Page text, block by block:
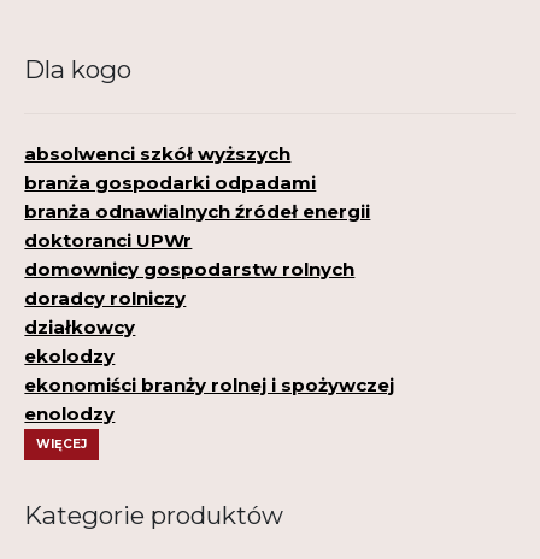
Dla kogo
absolwenci szkół wyższych
branża gospodarki odpadami
branża odnawialnych źródeł energii
doktoranci UPWr
domownicy gospodarstw rolnych
doradcy rolniczy
działkowcy
ekolodzy
ekonomiści branży rolnej i spożywczej
enolodzy
WIĘCEJ
Kategorie produktów